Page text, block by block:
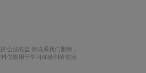
合法权益,请联系我们删除，
仅限用于学习体验和研究目